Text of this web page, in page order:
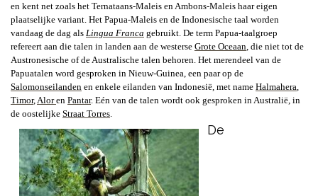
en kent net zoals het Ternataans-Maleis en Ambons-Maleis haar eigen
plaatselijke variant. Het Papua-Maleis en de Indonesische taal worden
vandaag de dag als Lingua Franca gebruikt. De term Papua-taalgroep
refereert aan die talen in landen aan de westerse Grote Oceaan, die niet tot de
Austronesische of de Australische talen behoren. Het merendeel van de
Papuatalen word gesproken in Nieuw-Guinea, een paar op de
Salomonseilanden en enkele eilanden van Indonesië, met name Halmahera,
Timor,Aloren Pantar. Eén van de talen wordt ook gesproken in Australië, in
de oostelijke Straat Torres.
De